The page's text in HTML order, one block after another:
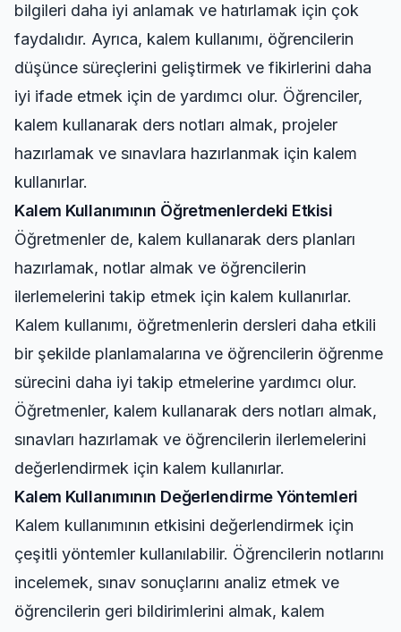
bilgileri daha iyi anlamak ve hatırlamak için çok
faydalıdır. Ayrıca, kalem kullanımı, öğrencilerin
düşünce süreçlerini geliştirmek ve fikirlerini daha
iyi ifade etmek için de yardımcı olur. Öğrenciler,
kalem kullanarak ders notları almak, projeler
hazırlamak ve sınavlara hazırlanmak için kalem
kullanırlar.
Kalem Kullanımının Öğretmenlerdeki Etkisi
Öğretmenler de, kalem kullanarak ders planları
hazırlamak, notlar almak ve öğrencilerin
ilerlemelerini takip etmek için kalem kullanırlar.
Kalem kullanımı, öğretmenlerin dersleri daha etkili
bir şekilde planlamalarına ve öğrencilerin öğrenme
sürecini daha iyi takip etmelerine yardımcı olur.
Öğretmenler, kalem kullanarak ders notları almak,
sınavları hazırlamak ve öğrencilerin ilerlemelerini
değerlendirmek için kalem kullanırlar.
Kalem Kullanımının Değerlendirme Yöntemleri
Kalem kullanımının etkisini değerlendirmek için
çeşitli yöntemler kullanılabilir. Öğrencilerin notlarını
incelemek, sınav sonuçlarını analiz etmek ve
öğrencilerin geri bildirimlerini almak, kalem